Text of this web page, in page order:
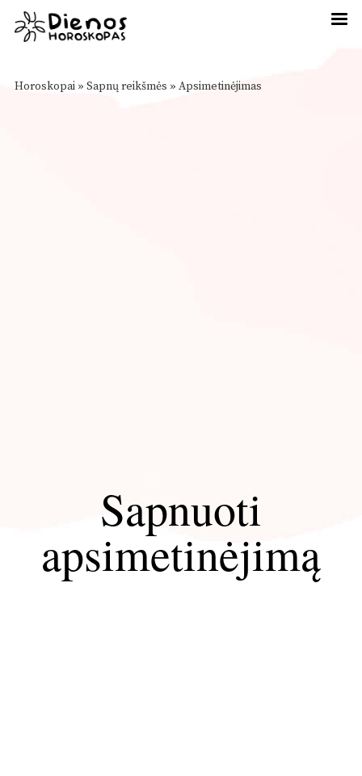
Horoskopai » Sapnų reikšmės » Apsimetinėjimas
Sapnuoti
apsimetinėjimą